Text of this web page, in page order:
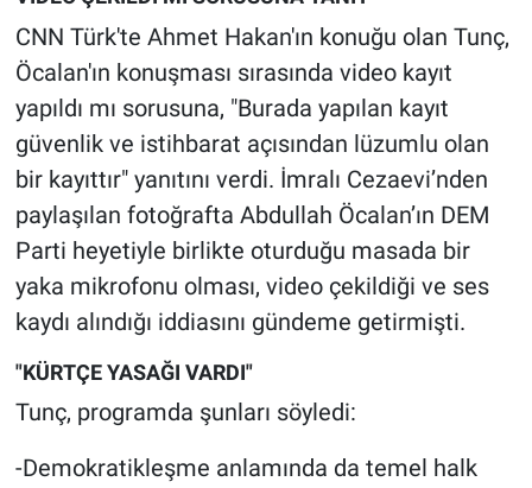
CNN Türk'te Ahmet Hakan'ın konuğu olan Tunç,
Öcalan'ın konuşması sırasında video kayıt
yapıldı mı sorusuna, "Burada yapılan kayıt
güvenlik ve istihbarat açısından lüzumlu olan
bir kayıttır" yanıtını verdi. İmralı Cezaevi’nden
paylaşılan fotoğrafta Abdullah Öcalan’ın DEM
Parti heyetiyle birlikte oturduğu masada bir
yaka mikrofonu olması, video çekildiği ve ses
kaydı alındığı iddiasını gündeme getirmişti.
"KÜRTÇE YASAĞI VARDI"
Tunç, programda şunları söyledi:
-Demokratikleşme anlamında da temel halk
Kimdir
Koronavirüs
Kültür Sanat
Ne demişti
Nedir
Popüler
Programlar